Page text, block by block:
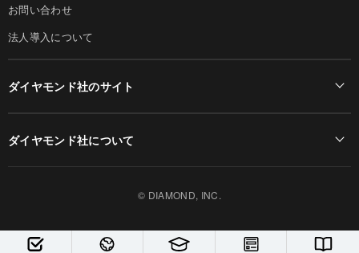
お問い合わせ
法人導入について
ダイヤモンド社のサイト
書籍オンライン
ダイヤモンド社について
採用情報
© DIAMOND, INC.